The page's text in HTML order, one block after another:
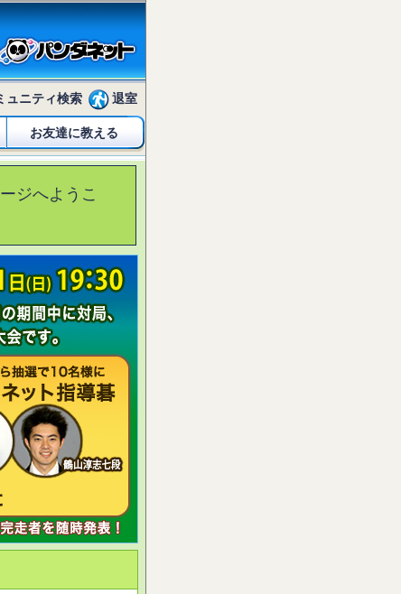
ュニティ検索
退室
お友達に教える
ジへようこ